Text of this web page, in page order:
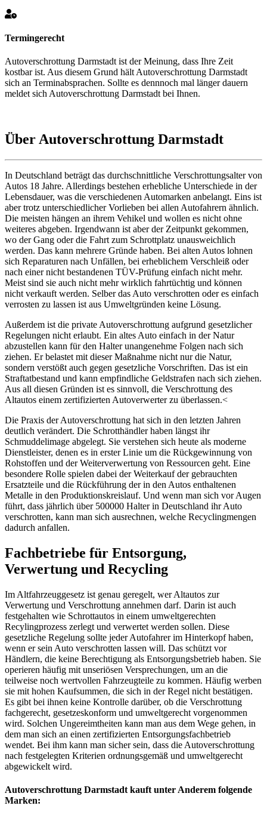
Termingerecht
Autoverschrottung Darmstadt ist der Meinung, dass Ihre Zeit
kostbar ist. Aus diesem Grund hält Autoverschrottung Darmstadt
sich an Terminabsprachen. Sollte es dennnoch mal länger dauern
meldet sich Autoverschrottung Darmstadt bei Ihnen.
Über Autoverschrottung Darmstadt
In Deutschland beträgt das durchschnittliche Verschrottungsalter von
Autos 18 Jahre. Allerdings bestehen erhebliche Unterschiede in der
Lebensdauer, was die verschiedenen Automarken anbelangt. Eins ist
aber trotz unterschiedlicher Vorlieben bei allen Autofahrern ähnlich.
Die meisten hängen an ihrem Vehikel und wollen es nicht ohne
weiteres abgeben. Irgendwann ist aber der Zeitpunkt gekommen,
wo der Gang oder die Fahrt zum Schrottplatz unausweichlich
werden. Das kann mehrere Gründe haben. Bei alten Autos lohnen
sich Reparaturen nach Unfällen, bei erheblichem Verschleiß oder
nach einer nicht bestandenen TÜV-Prüfung einfach nicht mehr.
Meist sind sie auch nicht mehr wirklich fahrtüchtig und können
nicht verkauft werden. Selber das Auto verschrotten oder es einfach
verrosten zu lassen ist aus Umweltgründen keine Lösung.
Außerdem ist die private Autoverschrottung aufgrund gesetzlicher
Regelungen nicht erlaubt. Ein altes Auto einfach in der Natur
abzustellen kann für den Halter unangenehme Folgen nach sich
ziehen. Er belastet mit dieser Maßnahme nicht nur die Natur,
sondern verstößt auch gegen gesetzliche Vorschriften. Das ist ein
Straftatbestand und kann empfindliche Geldstrafen nach sich ziehen.
Aus all diesen Gründen ist es sinnvoll, die Verschrottung des
Altautos einem zertifizierten Autoverwerter zu überlassen.<
Die Praxis der Autoverschrottung hat sich in den letzten Jahren
deutlich verändert. Die Schrotthändler haben längst ihr
Schmuddelimage abgelegt. Sie verstehen sich heute als moderne
Dienstleister, denen es in erster Linie um die Rückgewinnung von
Rohstoffen und der Weiterverwertung von Ressourcen geht. Eine
besondere Rolle spielen dabei der Weiterkauf der gebrauchten
Ersatzteile und die Rückführung der in den Autos enthaltenen
Metalle in den Produktionskreislauf. Und wenn man sich vor Augen
führt, dass jährlich über 500000 Halter in Deutschland ihr Auto
verschrotten, kann man sich ausrechnen, welche Recyclingmengen
dadurch anfallen.
Fachbetriebe für Entsorgung,
Verwertung und Recycling
Im Altfahrzeuggesetz ist genau geregelt, wer Altautos zur
Verwertung und Verschrottung annehmen darf. Darin ist auch
festgehalten wie Schrottautos in einem umweltgerechten
Recylingprozess zerlegt und verwertet werden sollen. Diese
gesetzliche Regelung sollte jeder Autofahrer im Hinterkopf haben,
wenn er sein Auto verschrotten lassen will. Das schützt vor
Händlern, die keine Berechtigung als Entsorgungsbetrieb haben. Sie
operieren häufig mit unseriösen Versprechungen, um an die
teilweise noch wertvollen Fahrzeugteile zu kommen. Häufig werben
sie mit hohen Kaufsummen, die sich in der Regel nicht bestätigen.
Es gibt bei ihnen keine Kontrolle darüber, ob die Verschrottung
fachgerecht, gesetzeskonform und umweltgerecht vorgenommen
wird. Solchen Ungereimtheiten kann man aus dem Wege gehen, in
dem man sich an einen zertifizierten Entsorgungsfachbetrieb
wendet. Bei ihm kann man sicher sein, dass die Autoverschrottung
nach festgelegten Kriterien ordnungsgemäß und umweltgerecht
abgewickelt wird.
Autoverschrottung Darmstadt kauft unter Anderem folgende
Marken: